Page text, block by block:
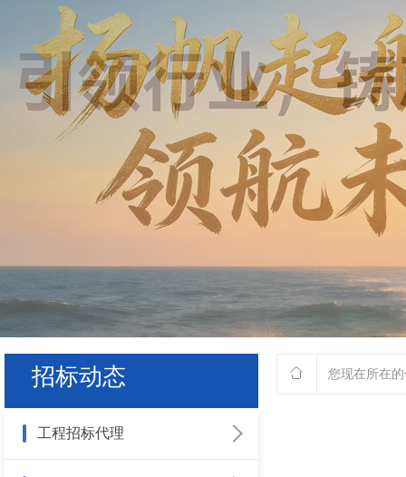
招标动态
工程招标代理
您现在所在